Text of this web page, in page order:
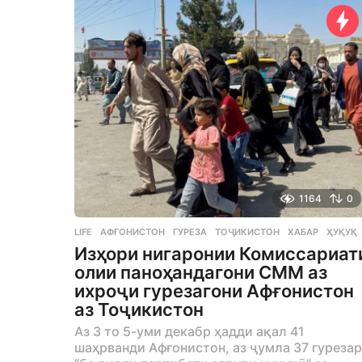
o
1164 0
LIFE АФҒОНИСТОН ,ГУРЕЗА ,ТОҶИКИСТОН ,ХАБАР ,ҲУҚУҚ
Изҳори нигаронии
олии паноҳандагони СММ аз
ихроҷи гурезагони Афғонистон
аз Тоҷикистон
Аз 3 то 5-уми декабр ҳадди ақал 41
шаҳрванди Афғонистон, аз ҷумла 37